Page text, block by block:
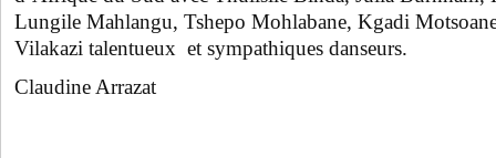
Lungile Mahlangu, Tshepo Mohlabane, Kgadi
Vilakazi talentueux et sympathiques danseurs.
Claudine Arrazat